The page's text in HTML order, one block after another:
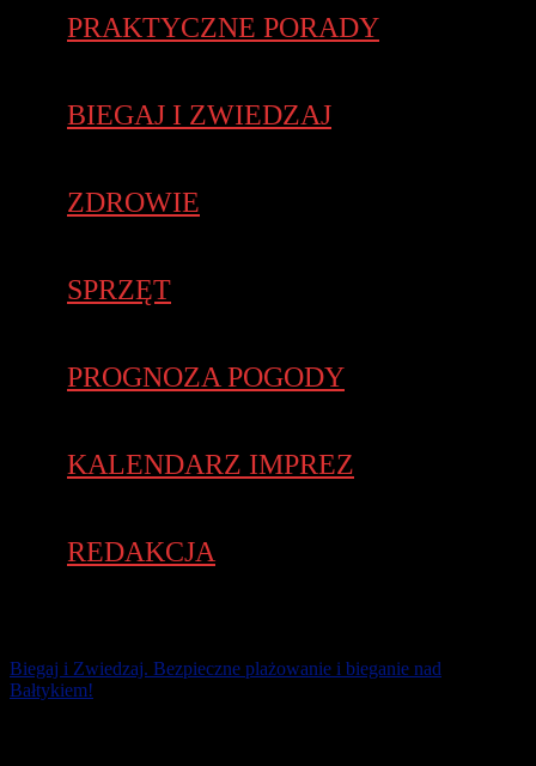
PRAKTYCZNE PORADY
BIEGAJ I ZWIEDZAJ
ZDROWIE
SPRZĘT
PROGNOZA POGODY
KALENDARZ IMPREZ
REDAKCJA
Biegaj i Zwiedzaj. Bezpieczne plażowanie i bieganie nad
Bałtykiem!